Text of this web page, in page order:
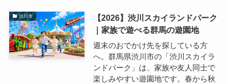
渋川市
【2026】渋川スカイランドパーク
｜家族で遊べる群馬の遊園地
週末のおでかけ先を探している方
へ。群馬県渋川市の「渋川スカイラ
ンドパーク」は、家族や友人同士で
楽しみやすい遊園地です。春から秋